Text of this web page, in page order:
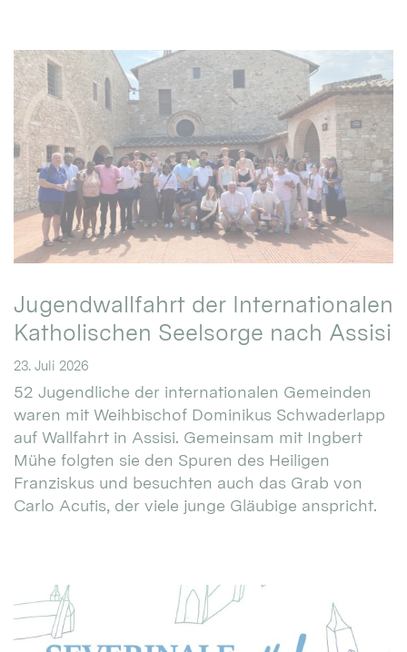
Jugendwallfahrt der Internationalen
Katholischen Seelsorge nach Assisi
23. Juli 2026
52 Jugendliche der internationalen Gemeinden
waren mit Weihbischof Dominikus Schwaderlapp
auf Wallfahrt in Assisi. Gemeinsam mit Ingbert
Mühe folgten sie den Spuren des Heiligen
Franziskus und besuchten auch das Grab von
Carlo Acutis, der viele junge Gläubige anspricht.